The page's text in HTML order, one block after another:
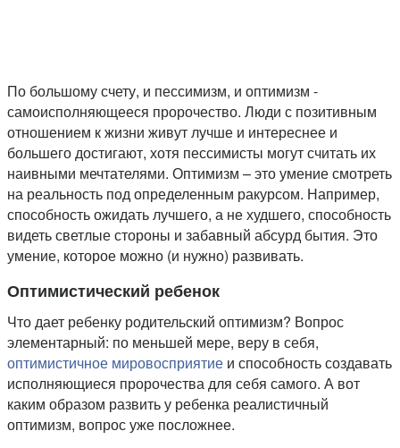
По большому счету, и пессимизм, и оптимизм -
самоисполняющееся пророчество. Люди с позитивным
отношением к жизни живут лучше и интереснее и
большего достигают, хотя пессимисты могут считать их
наивными мечтателями. Оптимизм – это умение смотреть
на реальность под определенным ракурсом. Например,
способность ожидать лучшего, а не худшего, способность
видеть светлые стороны и забавный абсурд бытия. Это
умение, которое можно (и нужно) развивать.
Оптимистический ребенок
Что дает ребенку родительский оптимизм? Вопрос
элементарный: по меньшей мере, веру в себя,
оптимистичное мировосприятие и способность создавать
исполняющиеся пророчества для себя самого. А вот
каким образом развить у ребенка реалистичный
оптимизм, вопрос уже посложнее.